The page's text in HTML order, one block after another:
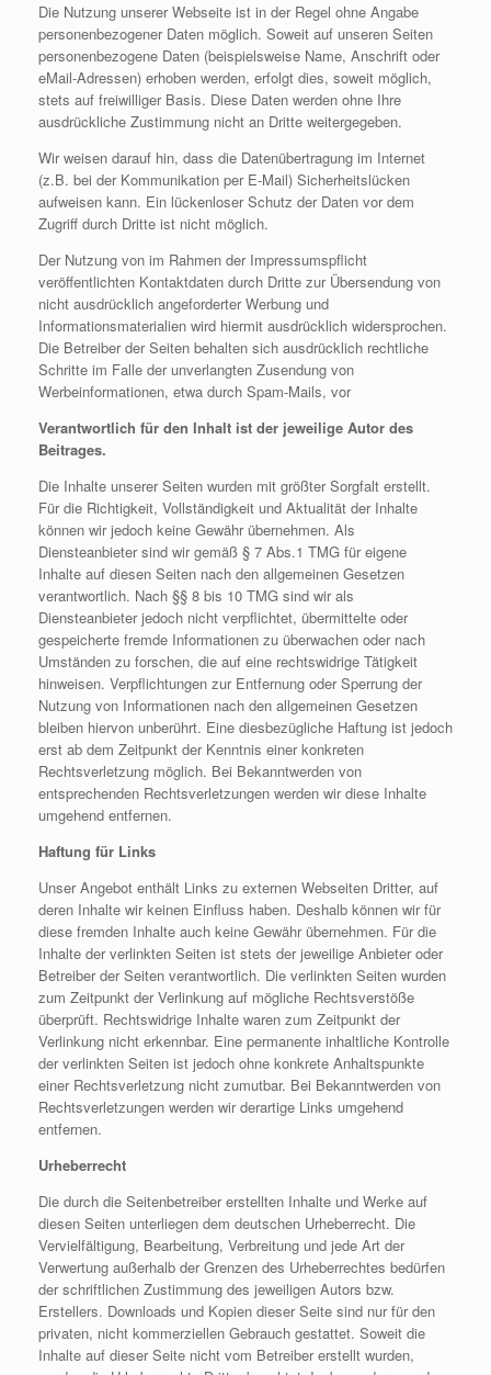
Die Nutzung unserer Webseite ist in der Regel ohne Angabe
personenbezogener Daten möglich. Soweit auf unseren Seiten
personenbezogene Daten (beispielsweise Name, Anschrift oder
eMail-Adressen) erhoben werden, erfolgt dies, soweit möglich,
stets auf freiwilliger Basis. Diese Daten werden ohne Ihre
ausdrückliche Zustimmung nicht an Dritte weitergegeben.
Wir weisen darauf hin, dass die Datenübertragung im Internet
(z.B. bei der Kommunikation per E-Mail) Sicherheitslücken
aufweisen kann. Ein lückenloser Schutz der Daten vor dem
Zugriff durch Dritte ist nicht möglich.
Der Nutzung von im Rahmen der Impressumspflicht
veröffentlichten Kontaktdaten durch Dritte zur Übersendung von
nicht ausdrücklich angeforderter Werbung und
Informationsmaterialien wird hiermit ausdrücklich widersprochen.
Die Betreiber der Seiten behalten sich ausdrücklich rechtliche
Schritte im Falle der unverlangten Zusendung von
Werbeinformationen, etwa durch Spam-Mails, vor
Verantwortlich für den Inhalt ist der jeweilige Autor des
Beitrages.
Die Inhalte unserer Seiten wurden mit größter Sorgfalt erstellt.
Für die Richtigkeit, Vollständigkeit und Aktualität der Inhalte
können wir jedoch keine Gewähr übernehmen. Als
Diensteanbieter sind wir gemäß § 7 Abs.1 TMG für eigene
Inhalte auf diesen Seiten nach den allgemeinen Gesetzen
verantwortlich. Nach §§ 8 bis 10 TMG sind wir als
Diensteanbieter jedoch nicht verpflichtet, übermittelte oder
gespeicherte fremde Informationen zu überwachen oder nach
Umständen zu forschen, die auf eine rechtswidrige Tätigkeit
hinweisen. Verpflichtungen zur Entfernung oder Sperrung der
Nutzung von Informationen nach den allgemeinen Gesetzen
bleiben hiervon unberührt. Eine diesbezügliche Haftung ist jedoch
erst ab dem Zeitpunkt der Kenntnis einer konkreten
Rechtsverletzung möglich. Bei Bekanntwerden von
entsprechenden Rechtsverletzungen werden wir diese Inhalte
umgehend entfernen.
Haftung für Links
Unser Angebot enthält Links zu externen Webseiten Dritter, auf
deren Inhalte wir keinen Einfluss haben. Deshalb können wir für
diese fremden Inhalte auch keine Gewähr übernehmen. Für die
Inhalte der verlinkten Seiten ist stets der jeweilige Anbieter oder
Betreiber der Seiten verantwortlich. Die verlinkten Seiten wurden
zum Zeitpunkt der Verlinkung auf mögliche Rechtsverstöße
überprüft. Rechtswidrige Inhalte waren zum Zeitpunkt der
Verlinkung nicht erkennbar. Eine permanente inhaltliche Kontrolle
der verlinkten Seiten ist jedoch ohne konkrete Anhaltspunkte
einer Rechtsverletzung nicht zumutbar. Bei Bekanntwerden von
Rechtsverletzungen werden wir derartige Links umgehend
entfernen.
Urheberrecht
Die durch die Seitenbetreiber erstellten Inhalte und Werke auf
diesen Seiten unterliegen dem deutschen Urheberrecht. Die
Vervielfältigung, Bearbeitung, Verbreitung und jede Art der
Verwertung außerhalb der Grenzen des Urheberrechtes bedürfen
der schriftlichen Zustimmung des jeweiligen Autors bzw.
Erstellers. Downloads und Kopien dieser Seite sind nur für den
privaten, nicht kommerziellen Gebrauch gestattet. Soweit die
Inhalte auf dieser Seite nicht vom Betreiber erstellt wurden,